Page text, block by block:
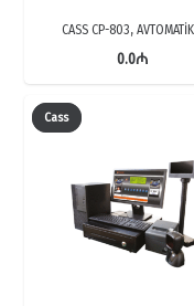
CASS CP-803,
0.0₼
Cass